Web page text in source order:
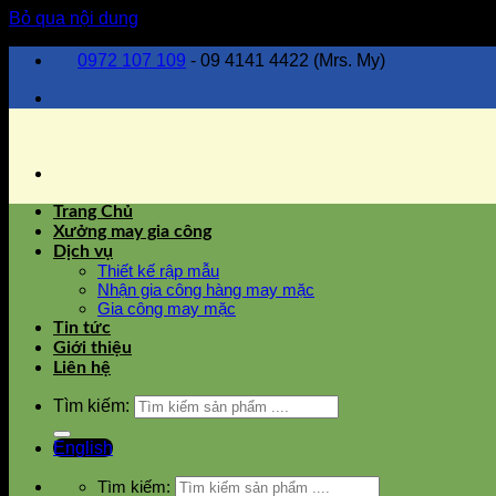
Bỏ qua nội dung
0972 107 109 - 09 4141 4422 (Mrs. My)
Trang Chủ
Xưởng may gia công
Dịch vụ
Thiết kế rập mẫu
Nhận gia công hàng may mặc
Gia công may mặc
Tin tức
Giới thiệu
Liên hệ
Tìm kiếm:
English
Tìm kiếm: